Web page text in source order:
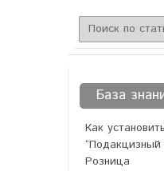
База
Как
“Подакцизный
Розница